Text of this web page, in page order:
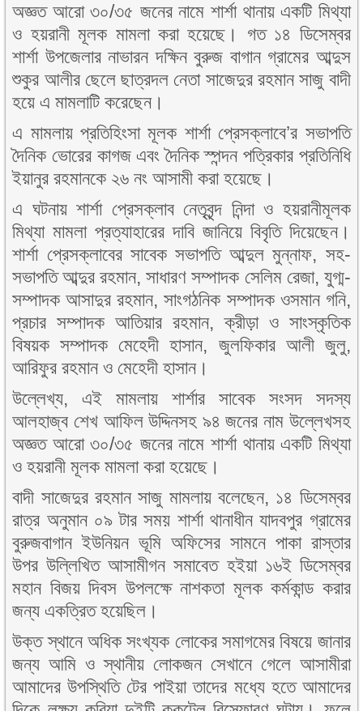
অজ্ঞত আরো ৩০/৩৫ জনের নামে শার্শা থানায় একটি মিথ্যা
ও হয়রানী মূলক মামলা করা হয়েছে। গত ১৪ ডিসেম্বর
শার্শা উপজেলার নাভারন দক্ষিন বুরুজ বাগান গ্রামের আব্দুস
শুকুর আলীর ছেলে ছাত্রদল নেতা সাজেদুর রহমান সাজু বাদী
হয়ে এ মামলাটি করেছেন।
এ মামলায় প্রতিহিংসা মূলক শার্শা প্রেসক্লাবে’র সভাপতি
দৈনিক ভোরের কাগজ এবং দৈনিক স্পন্দন পত্রিকার প্রতিনিধি
ইয়ানুর রহমানকে ২৬ নং আসামী করা হয়েছে।
এ ঘটনায় শার্শা প্রেসক্লাব নেতৃবৃন্দ নিন্দা ও হয়রানীমূলক
মিথ্যা মামলা প্রত্যাহারের দাবি জানিয়ে বিবৃতি দিয়েছেন।
শার্শা প্রেসক্লাবের সাবেক সভাপতি আব্দুল মুন্নাফ, সহ-
সভাপতি আব্দুর রহমান, সাধারণ সম্পাদক সেলিম রেজা, যুগ্ম-
সম্পাদক আসাদুর রহমান, সাংগঠনিক সম্পাদক ওসমান গনি,
প্রচার সম্পাদক আতিয়ার রহমান, ক্রীড়া ও সাংস্কৃতিক
বিষয়ক সম্পাদক মেহেদী হাসান, জুলফিকার আলী জুলু,
আরিফুর রহমান ও মেহেদী হাসান।
উল্লেখ্য, এই মামলায় শার্শার সাবেক সংসদ সদস্য
আলহাজ্ব শেখ আফিল উদ্দিনসহ ৯৪ জনের নাম উল্লেখসহ
অজ্ঞত আরো ৩০/৩৫ জনের নামে শার্শা থানায় একটি মিথ্যা
ও হয়রানী মূলক মামলা করা হয়েছে।
বাদী সাজেদুর রহমান সাজু মামলায় বলেছেন, ১৪ ডিসেম্বর
রাত্র অনুমান ০৯ টার সময় শার্শা থানাধীন যাদবপুর গ্রামের
বুরুজবাগান ইউনিয়ন ভূমি অফিসের সামনে পাকা রাস্তার
উপর উল্লিখিত আসামীগন সমাবেত হইয়া ১৬ই ডিসেম্বর
মহান বিজয় দিবস উপলক্ষে নাশকতা মূলক কর্মকান্ড করার
জন্য একত্রিত হয়েছিল।
উক্ত স্থানে অধিক সংখ্যক লোকের সমাগমের বিষয়ে জানার
জন্য আমি ও স্থানীয় লোকজন সেখানে গেলে আসামীরা
আমাদের উপস্থিতি টের পাইয়া তাদের মধ্যে হতে আমাদের